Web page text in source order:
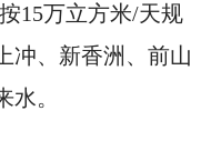
15万立方米/天规
冲、新香洲、前山
。